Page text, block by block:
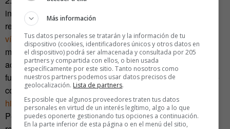
inicial de un millón. Es posible que parte de la
responsabilidad de este éxito se debiese al
vídeo donde proponían el proyecto y que va por los 19
millones de visitas o alapoyo expresoque recibieron del
actorGeorge Takei, el señor Sulu deStar Trek
fuere, la respuesta fue tal que desde alguna publicación se
consideró a la petición como «el timo más grande de la
historia delcrowdfunding».
Pero no lo es. «No es un timo» dijoEric Weaver,
Más información
Tus datos personales se tratarán y la información de tu
dispositivo (cookies, identificadores únicos y otros datos en
el dispositivo) podrá ser almacenada y consultada por 205
partners y compartida con ellos, o bien usada
específicamente por este sitio. Tanto nosotros como
nuestros partners podemos usar datos precisos de
geolocalización. Lista de partners.
Es posible que algunos proveedores traten tus datos
personales en virtud de un interés legítimo, algo a lo que
puedes oponerte gestionando tus opciones a continuación.
En la parte inferior de esta página o en el menú del sitio,